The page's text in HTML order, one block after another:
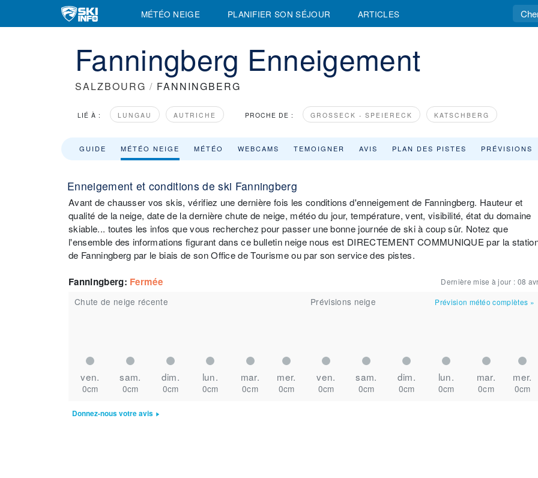
MÉTÉO NEIGE PLANIFIER SON SÉJOUR ARTICLES
Fanningberg Enneigement
SALZBOURG / FANNINGBERG
LIÉ À : LUNGAU AUTRICHE PROCHE DE : GROSSECK - SPEIERECK KATSCHBERG
GUIDE MÉTÉO NEIGE MÉTÉO WEBCAMS TEMOIGNER AVIS PLAN DES PISTES PRÉVISIONS
Enneigement et conditions de ski Fanningberg
Avant de chausser vos skis, vérifiez une dernière fois les conditions d'enneigement de Fanningberg. Hauteur et
qualité de la neige, date de la dernière chute de neige, météo du jour, température, vent, visibilité, état du domaine
skiable... toutes les infos que vous recherchez pour passer une bonne journée de ski à coup sûr. Notez que
l'ensemble des informations figurant dans ce bulletin neige nous est DIRECTEMENT COMMUNIQUE par la
de Fanningberg par le biais de son Office de Tourisme ou par son service des pistes.
Fanningberg: Fermée Dernière mise à jour : 08
Chute de neige récente
ven. sam. dim. lun. mar. mer.
0cm 0cm 0cm 0cm 0cm 0cm
Prévisions neige Prévision météo complètes »
ven. sam. dim. lun. mar. mer.
0cm 0cm 0cm 0cm 0cm 0cm
Donnez-nous votre avis